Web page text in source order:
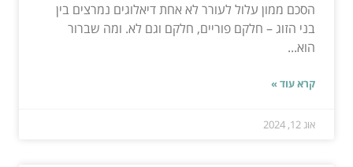
הסכם ממון עלול לעורר לא אחת דיאלוגים נמרצים בין
בני הזוג – חלקם פוריים, חלקם וגם לא. ומה שברור
הוא...
קרא עוד »
אוג 12, 2024